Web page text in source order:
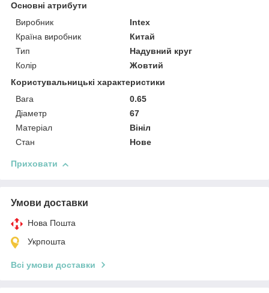
Основні атрибути
Виробник
Intex
Країна виробник
Китай
Тип
Надувний круг
Колір
Жовтий
Користувальницькі характеристики
Вага
0.65
Діаметр
67
Матеріал
Вініл
Стан
Нове
Приховати
Умови доставки
Нова Пошта
Укрпошта
Всі умови доставки